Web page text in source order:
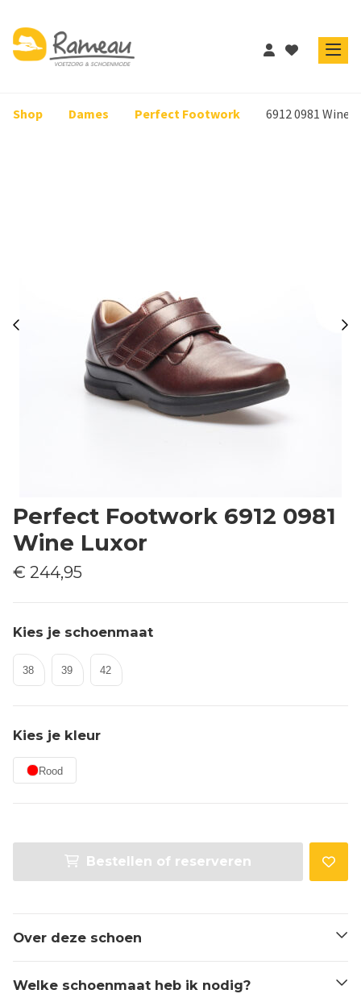
Shop Dames Perfect Footwork 6912 0981 Wine
Perfect Footwork 6912 0981
Wine Luxor
€ 244,95
Kies je schoenmaat
38 39 42
Kies je kleur
Rood
Bestellen of reserveren
Over deze schoen
Welke schoenmaat heb ik nodig?